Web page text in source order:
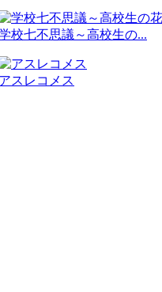
校七不思議～高校生の...
アスレコメス